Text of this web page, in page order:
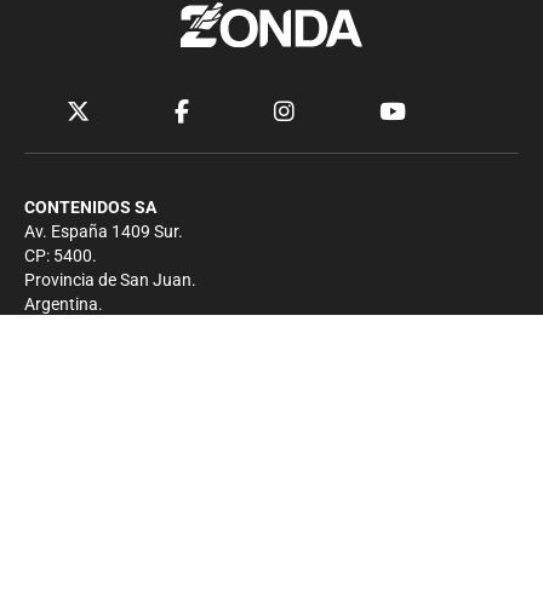
CONTENIDOS SA
Av. España 1409 Sur.
CP: 5400.
Provincia de San Juan.
Argentina.